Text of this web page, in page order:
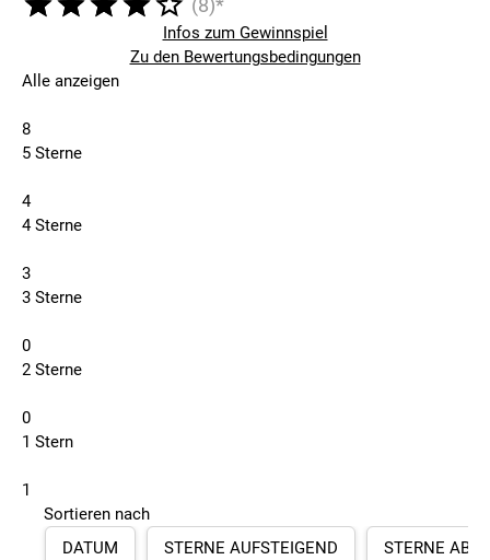
(8)*
Infos zum Gewinnspiel
Zu den Bewertungsbedingungen
Alle anzeigen
8
5 Sterne
4
4 Sterne
3
3 Sterne
0
2 Sterne
0
1 Stern
1
Sortieren nach
DATUM
STERNE AUFSTEIGEND STERNE